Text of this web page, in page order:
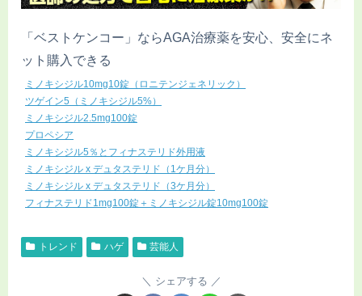
「ベストケンコー」ならAGA治療薬を安心、安全にネ
ット購入できる
ミノキシジル10mg10錠（ロニテンジェネリック）
ツゲイン5（ミノキシジル5%）
ミノキシジル2.5mg100錠
プロペシア
ミノキシジル5％とフィナステリド外用液
ミノキシジル x デュタステリド（1ケ月分）
ミノキシジル x デュタステリド（3ケ月分）
フィナステリド1mg100錠＋ミノキシジル錠10mg100錠
トレンド ハゲ 芸能人
シェアする